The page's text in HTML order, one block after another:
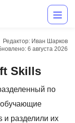
Редактор: Иван Шарков
6 августа 2026
Skills
по
разделили их